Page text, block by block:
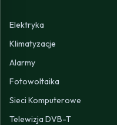
Elektryka
Klimatyzacje
Alarmy
Fotowoltaika
Sieci Komputerowe
Telewizja DVB-T